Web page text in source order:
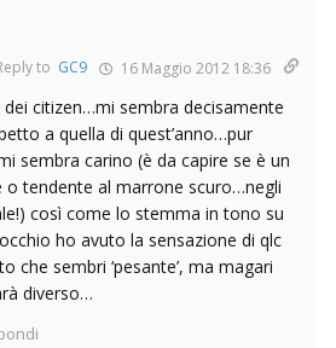
to GC9 16 Maggio 2012 18:36
citizen…mi sembra decisamente
a quella di quest’anno…pur
sembra carino (è da capire se è un
tendente al marrone scuro…negli
così come lo stemma in tono su
ho avuto la sensazione di qlc
che sembri ‘pesante’, ma magari
diverso…